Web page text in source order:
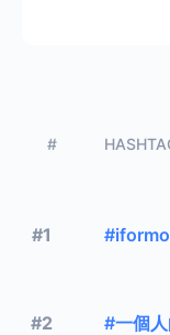
#
#1
#2 #一個